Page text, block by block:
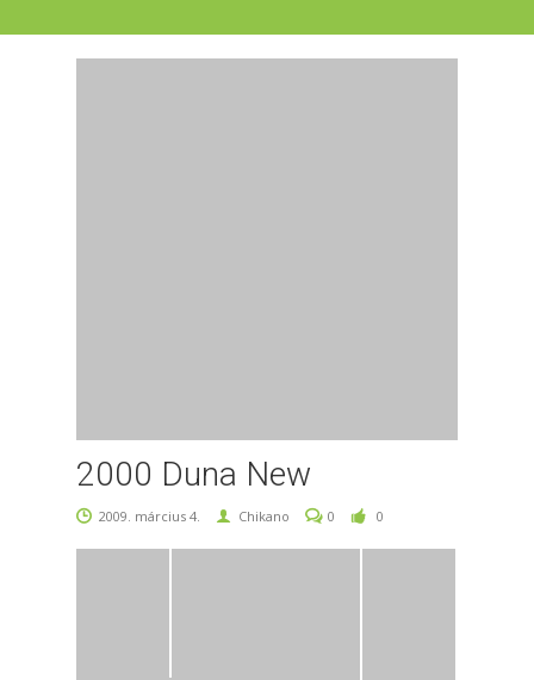
2000 Duna New
2009. március 4. Chikano 0 0